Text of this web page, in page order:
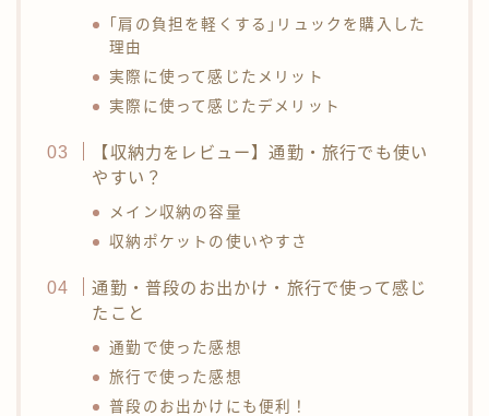
｢肩の負担を軽くする｣リュックを購入した
理由
実際に使って感じたメリット
実際に使って感じたデメリット
【収納力をレビュー】通勤・旅行でも使い
やすい？
メイン収納の容量
収納ポケットの使いやすさ
通勤・普段のお出かけ・旅行で使って感じ
たこと
通勤で使った感想
旅行で使った感想
普段のお出かけにも便利！